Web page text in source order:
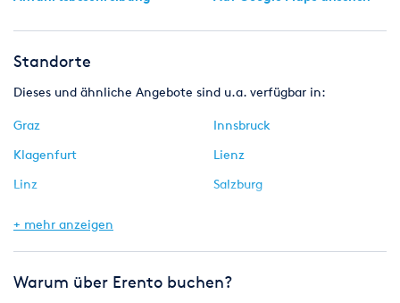
Standorte
Dieses und ähnliche Angebote sind u.a. verfügbar in:
Graz
Innsbruck
Klagenfurt
Lienz
Linz
Salzburg
+ mehr anzeigen
Warum über Erento buchen?